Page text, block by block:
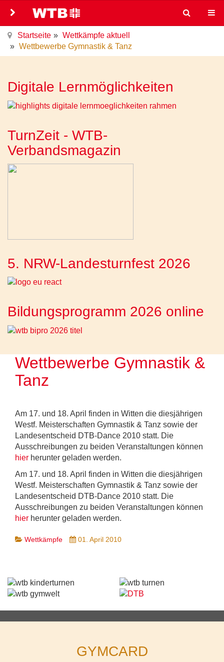
Startseite
Wettkämpfe aktuell
Wettbewerbe Gymnastik & Tanz
Digitale Lernmöglichkeiten
TurnZeit - WTB-
Verbandsmagazin
5. NRW-Landesturnfest 2026
Bildungsprogramm 2026 online
Wettbewerbe Gymnastik &
Tanz
Am 17. und 18. April finden in Witten die diesjährigen
Westf. Meisterschaften Gymnastik & Tanz sowie der
Landesentscheid DTB-Dance 2010 statt. Die
Ausschreibungen zu beiden Veranstaltungen können
hier herunter geladen werden.
Am 17. und 18. April finden in Witten die diesjährigen
Westf. Meisterschaften Gymnastik & Tanz sowie der
Landesentscheid DTB-Dance 2010 statt. Die
Ausschreibungen zu beiden Veranstaltungen können
hier herunter geladen werden.
Wettkämpfe 01. April 2010
GYMCARD